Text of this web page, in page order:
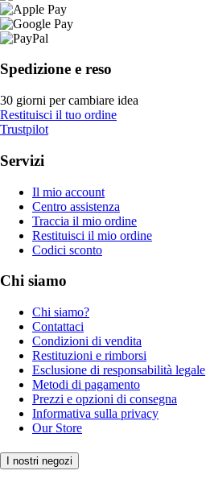
Spedizione e reso
30 giorni per cambiare idea
Restituisci il tuo ordine
Trustpilot
Servizi
Il mio account
Centro assistenza
Traccia il mio ordine
Restituisci il mio ordine
Codici sconto
Chi siamo
Chi siamo?
Contattaci
Condizioni di vendita
Restituzioni e rimborsi
Esclusione di responsabilità legale
Metodi di pagamento
Prezzi e opzioni di consegna
Informativa sulla privacy
Our Store
I nostri negozi